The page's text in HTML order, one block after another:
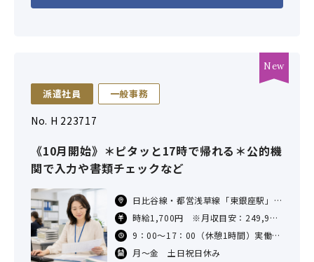
派遣社員 一般事務
No. H 223717
《10月開始》＊ピタッと17時で帰れる＊公的機
関で入力や書類チェックなど
日比谷線・都営浅草線「東銀座駅」徒
歩3分／銀座線「銀座駅」徒歩7分／
JR「新橋駅」徒歩12分／JR「有楽町
駅」徒歩14分
時給1,700円 ※月収目安：249,900
円（1700×7時間×21日勤務した場
合）
交通費支給あり（社内規定あり）
9：00～17：00（休憩1時間）実働7
時間 残業なし
月～金 土日祝日休み